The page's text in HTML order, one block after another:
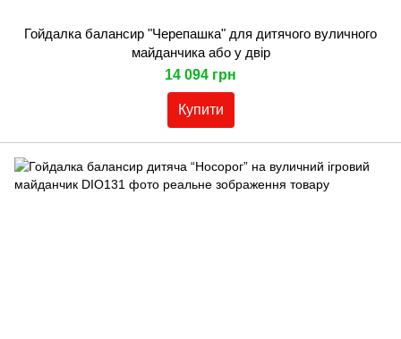
Гойдалка балансир "Черепашка" для дитячого вуличного
майданчика або у двір
14 094 грн
Купити